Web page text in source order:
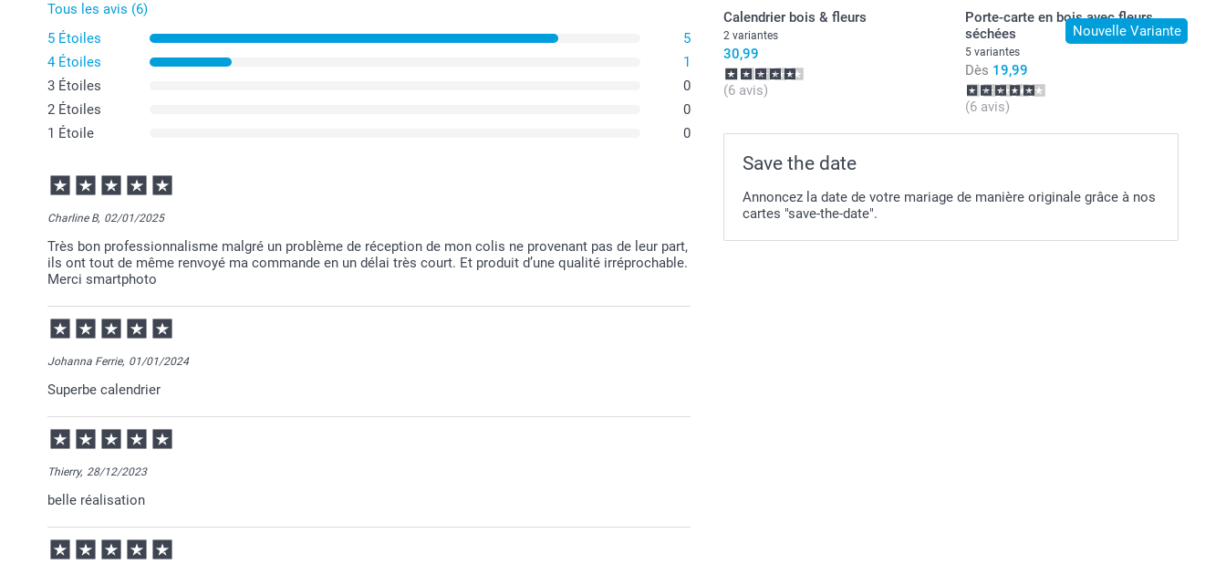
Tous les avis (6)
5 Étoiles
5
4 Étoiles
1
3 Étoiles
0
2 Étoiles
0
1 Étoile
0
Charline B, 02/01/2025
Très bon professionnalisme malgré un problème de réception de mon colis ne provenant pas de leur part,
ils ont tout de même renvoyé ma commande en un délai très court. Et produit d’une qualité irréprochable.
Merci smartphoto
Johanna Ferrie, 01/01/2024
Superbe calendrier
Thierry, 28/12/2023
belle réalisation
Calendrier bois & fleurs
2 variantes
30,99
(6 avis)
Nouvelle Variante
Porte-carte en bois avec fleurs
séchées
5 variantes
Dès 19,99
(6 avis)
Save the date
Annoncez la date de votre mariage de manière originale grâce à nos
cartes "save-the-date".